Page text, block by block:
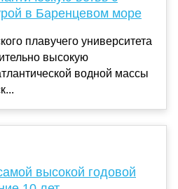
в Баренцевом море
плавучего университета
высокую
водной массы
высокой годовой